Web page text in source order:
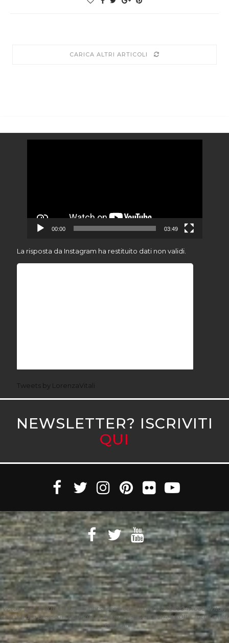
CARICA ALTRI ARTICOLI
00:00 03:49
La risposta da Instagram ha restituito dati non validi.
Tweets by LorenzaVitali
NEWSLETTER? ISCRIVITI
QUI
Witaly S.r.l. © 2011-2023 All rights reserved Partita Iva 10890471005 Witaly
è registrata presso il Tribunale di Roma n. 95/2011 del 4/4/2011 – Tutti i diritti
riservati